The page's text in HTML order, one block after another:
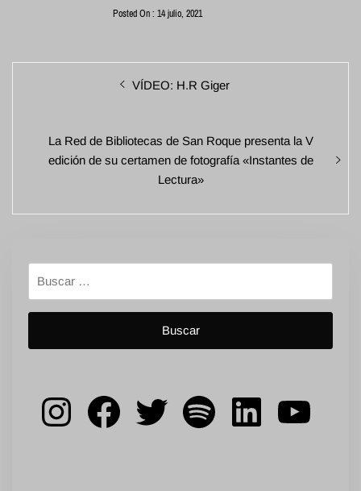
Posted On : 14 julio, 2021
Navegación
Entrada
VÍDEO: H.R Giger
Entrada
siguiente:
La Red de Bibliotecas de San Roque presenta la V
edición de su certamen de fotografía «Instantes de
Lectura»
Instagram
Facebook
TwitterSpotify
LinkedIn